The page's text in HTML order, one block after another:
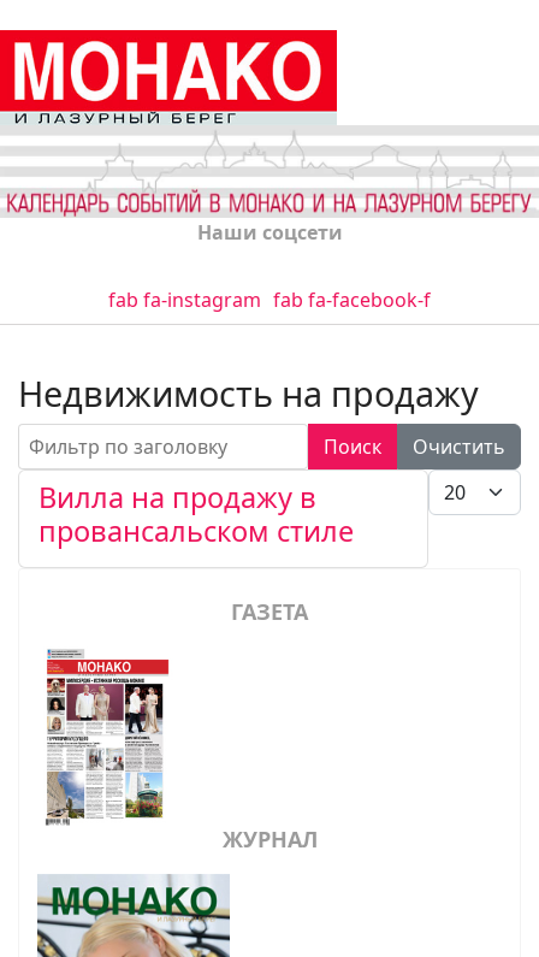
Наши соцсети
fab fa-instagram fab fa-facebook-f
Недвижимость на продажу
Фильтр по заголовку Поиск
Очистить
Кол-во
Вилла на продажу в
провансальском стиле
ГАЗЕТА
ЖУРНАЛ